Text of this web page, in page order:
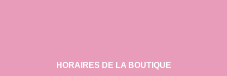
HORAIRES DE LA BOUTIQUE